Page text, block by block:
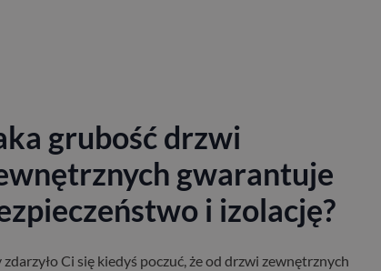
grubość drzwi
gwarantuje
i izolację?
zdarzyło Ci się kiedyś poczuć, że od drzwi zewnętrznych